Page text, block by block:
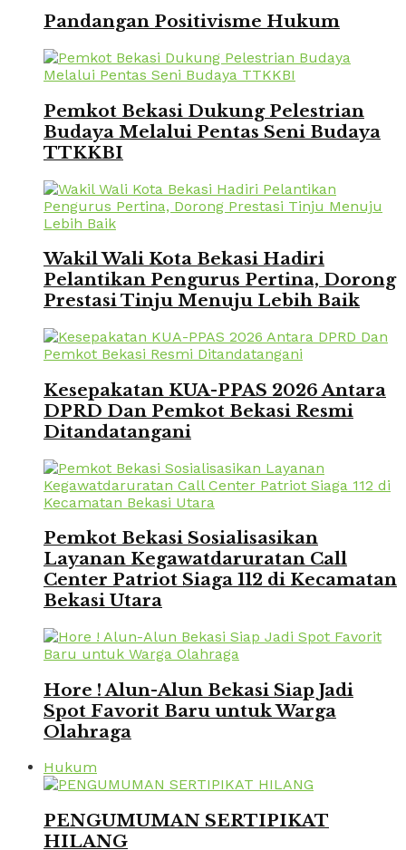
Pandangan Positivisme Hukum
Pemkot Bekasi Dukung Pelestrian
Budaya Melalui Pentas Seni Budaya
TTKKBI
Wakil Wali Kota Bekasi Hadiri
Pelantikan Pengurus Pertina, Dorong
Prestasi Tinju Menuju Lebih Baik
Kesepakatan KUA-PPAS 2026 Antara
DPRD Dan Pemkot Bekasi Resmi
Ditandatangani
Pemkot Bekasi Sosialisasikan
Layanan Kegawatdaruratan Call
Center Patriot Siaga 112 di Kecamatan
Bekasi Utara
Hore ! Alun-Alun Bekasi Siap Jadi
Spot Favorit Baru untuk Warga
Olahraga
Hukum
PENGUMUMAN SERTIPIKAT
HILANG